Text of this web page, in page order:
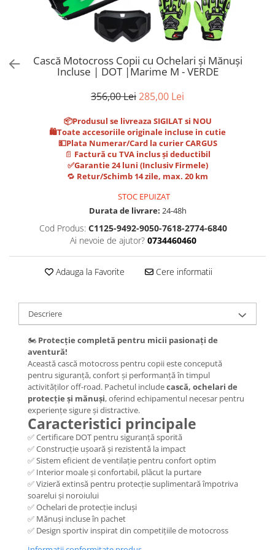
Trotinete Peste 3000 Lei
Trotinete cu Cheie
Trotinete cu Baterie Detașabilă
Trotinete cu Cheie
Trotinete cu Suspensii
Trotinete cu Ghidon Reglabil
ATV 1500W
Suporturi pentru telefon
Oglinzi retrovizoare
Ornamente, stickere & viniluri
Iluminare decorativă
Protecții la coliziune
KuKirin V1 Pro
KuKirin M4 Max
KuKirin G2 Ultra
Anvelope pneumatice
Anvelope solide
Camere de aer
Electronică
Acceleratoare & comenzi
Display-uri / ecrane
Lumini / iluminare
Motoare
Cabluri motoare
Senzori Hall
Baterii
Controlere & Conversoare DC/DC
Încărcătoare
Prize de încărcare
Cabluri pentru baterii
Componente baterii
Localizatoare GPS
Cască Motocross Copii cu Ochelari și Mănuși
Incluse | DOT |Marime M - VERDE
356,00 Lei285,00 Lei
📦Produsul se livreaza SIGILAT si NOU
🛍️Toate accesoriile originale incluse in cutie
💵Plata Numerar/Card la curier CARGUS
📄 Factură cu TVA inclus și deductibil
✅Garantie 24 luni (Inclusiv Firmele)
🔁 Retur/Schimb 14 zile, max. 20 km
STOC EPUIZAT
Durata de livrare: 24-48h
Cod Produs: C1125-9492-9050-7618-2774-6840
Ai nevoie de ajutor? 0734460460
Adauga la Favorite Cere informatii
Descriere
🏍️ Protecție completă pentru micii pasionați de
aventură!
Această cască motocross pentru copii este concepută
pentru siguranță, confort și performanță în timpul
activităților off-road. Pachetul includecască, ochelari de
protecție și mănuși, oferind echipamentul necesar pentru
experiențe sigure și distractive.
Caracteristici principale
✅ Certificare DOT pentru siguranță sporită
✅ Construcție ușoară și rezistentă la impact
✅ Sistem eficient de ventilație pentru confort optim
✅ Interior moale și confortabil, plăcut la purtare
✅ Vizieră extinsă pentru protecție suplimentară împotriva
soarelui și noroiului
✅ Ochelari de protecție incluși
✅ Mănuși incluse în pachet
✅ Design sportiv inspirat din competițiile de motocross